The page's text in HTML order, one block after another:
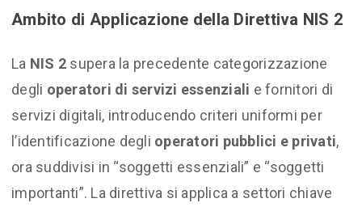
Ambito di Applicazione della Direttiva NIS 2
La NIS 2 supera la precedente categorizzazione
degli operatori di servizi essenziali e fornitori di
servizi digitali, introducendo criteri uniformi per
l’identificazione degli operatori pubblici e privati,
ora suddivisi in “soggetti essenziali” e “soggetti
importanti”. La direttiva si applica a settori chiave